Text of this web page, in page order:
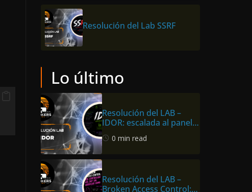
Resolución del Lab SSRF
Lo último
Resolución del LAB –
IDOR: escalada al panel
de admin en Hackers
Labs Store
0 min read
Resolución del LAB –
Broken Access Control: